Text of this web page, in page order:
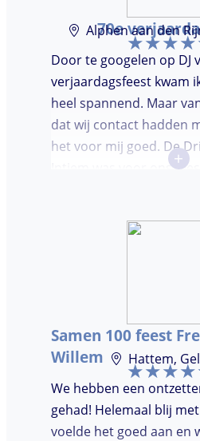
70e
Alphen aan den
Door te googelen op DJ
verjaardagsfeest kwam
heel spannend. Maar
dat wij contact hadden
het voor mij goed. De
Intiem was voor ons
je geld. De gasten
+
Samen 100 feest
Willem
Hattem,
We hebben een
gehad! Helemaal blij
voelde het goed aan en